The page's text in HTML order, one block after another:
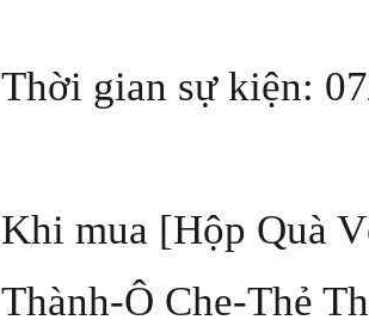
Thời gian sự kiện:
Khi mua [Hộp Quà
Thành-Ô Che-Thẻ